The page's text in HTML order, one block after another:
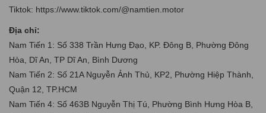
Tiktok: https://www.tiktok.com/@namtien.motor
Địa chỉ:
Nam Tiến 1: Số 338 Trần Hưng Đạo, KP. Đông B, Phường Đông
Hòa, Dĩ An, TP Dĩ An, Bình Dương
Nam Tiến 2: Số 21A Nguyễn Ảnh Thủ, KP2, Phường Hiệp Thành,
Quận 12, TP.HCM
Nam Tiến 4: Số 463B Nguyễn Thị Tú, Phường Bình Hưng Hòa B,